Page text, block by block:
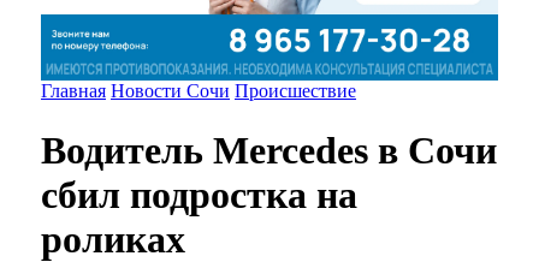
Главная Новости Сочи Происшествие
Водитель Mercedes в Сочи
сбил подростка на
роликах